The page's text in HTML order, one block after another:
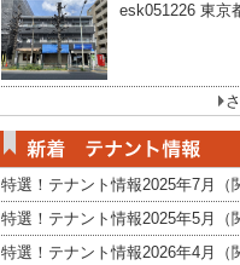
esk051226 東京
特選！テナント情報2025年7月（
特選！テナント情報2025年5月（
特選！テナント情報2026年4月（